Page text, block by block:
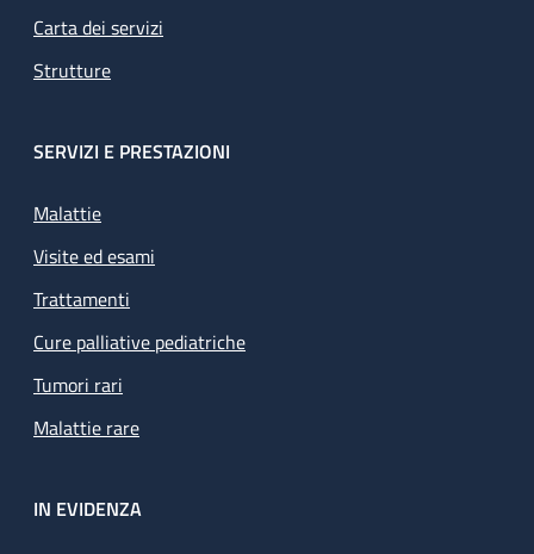
Carta dei servizi
Strutture
SERVIZI E PRESTAZIONI
Malattie
Visite ed esami
Trattamenti
Cure palliative pediatriche
Tumori rari
Malattie rare
IN EVIDENZA